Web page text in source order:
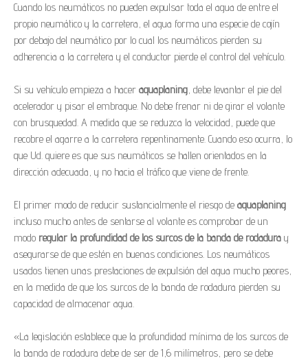
Cuando los neumáticos no pueden expulsar toda el agua de entre el
propio neumático y la carretera, el agua forma una especie de cojín
por debajo del neumático por lo cual los neumáticos pierden su
adherencia a la carretera y el conductor pierde el control del vehículo.
Si su vehículo empieza a hacer aquaplaning, debe levantar el pie del
acelerador y pisar el embrague. No debe frenar ni de girar el volante
con brusquedad. A medida que se reduzca la velocidad, puede que
recobre el agarre a la carretera repentinamente. Cuando eso ocurra, lo
que Ud. quiere es que sus neumáticos se hallen orientados en la
dirección adecuada, y no hacia el tráfico que viene de frente.
El primer modo de reducir sustancialmente el riesgo de aquaplaning
incluso mucho antes de sentarse al volante es comprobar de un
modo regular la profundidad de los surcos de la banda de rodadura y
asegurarse de que estén en buenas condiciones. Los neumáticos
usados tienen unas prestaciones de expulsión del agua mucho peores,
en la medida de que los surcos de la banda de rodadura pierden su
capacidad de almacenar agua.
«La legislación establece que la profundidad mínima de los surcos de
la banda de rodadura debe de ser de 1,6 milímetros, pero se debe